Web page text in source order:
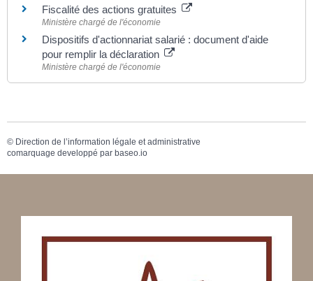
Fiscalité des actions gratuites
Ministère chargé de l'économie
Dispositifs d'actionnariat salarié : document d'aide
pour remplir la déclaration
Ministère chargé de l'économie
© Direction de l’information légale et administrative
comarquage developpé par baseo.io